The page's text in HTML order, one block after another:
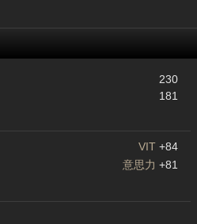
230
181
VIT +84
意思力 +81